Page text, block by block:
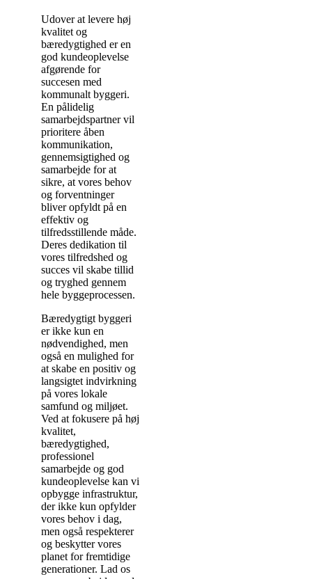
Udover at levere høj
kvalitet og
bæredygtighed er en
god kundeoplevelse
afgørende for
succesen med
kommunalt byggeri.
En pålidelig
samarbejdspartner vil
prioritere åben
kommunikation,
gennemsigtighed og
samarbejde for at
sikre, at vores behov
og forventninger
bliver opfyldt på en
effektiv og
tilfredsstillende måde.
Deres dedikation til
vores tilfredshed og
succes vil skabe tillid
og tryghed gennem
hele byggeprocessen.
Bæredygtigt byggeri
er ikke kun en
nødvendighed, men
også en mulighed for
at skabe en positiv og
langsigtet indvirkning
på vores lokale
samfund og miljøet.
Ved at fokusere på høj
kvalitet,
bæredygtighed,
professionel
samarbejde og god
kundeoplevelse kan vi
opbygge infrastruktur,
der ikke kun opfylder
vores behov i dag,
men også respekterer
og beskytter vores
planet for fremtidige
generationer. Lad os